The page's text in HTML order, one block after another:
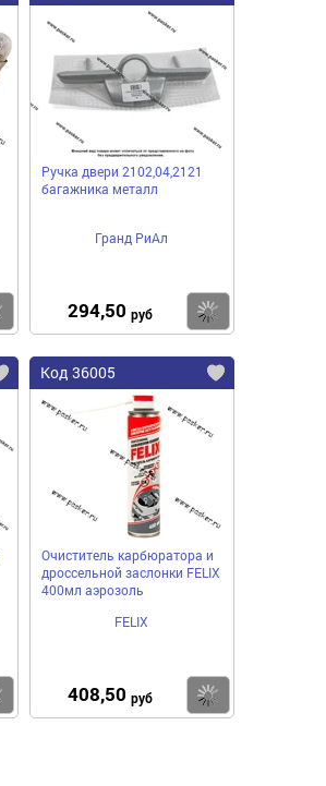
Купить
Ручка двери 2102,04,2121
багажника металл
Гранд РиАл
294,50 руб
Купить
Код 36005
Очиститель карбюратора и
дроссельной заслонки FELIX
400мл аэрозоль
FELIX
408,50 руб